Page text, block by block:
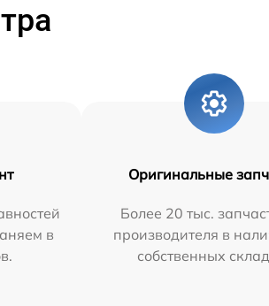
в
Оригинальные
Более 20 тыс.
производителя в
собственных